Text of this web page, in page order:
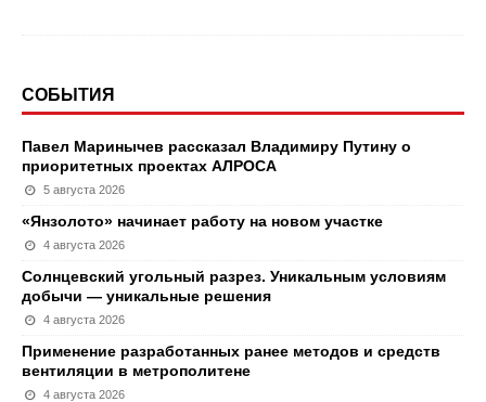
СОБЫТИЯ
Павел Маринычев рассказал Владимиру Путину о
приоритетных проектах АЛРОСА
5 августа 2026
«Янзолото» начинает работу на новом участке
4 августа 2026
Солнцевский угольный разрез. Уникальным условиям
добычи — уникальные решения
4 августа 2026
Применение разработанных ранее методов и средств
вентиляции в метрополитене
4 августа 2026